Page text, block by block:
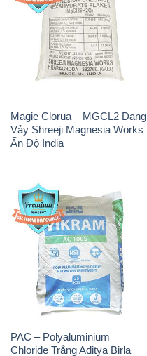
Magie Clorua – MGCL2 Dạng
Vảy Shreeji Magnesia Works
Ấn Độ India
PAC – Polyaluminium
Chloride Trắng Aditya Birla